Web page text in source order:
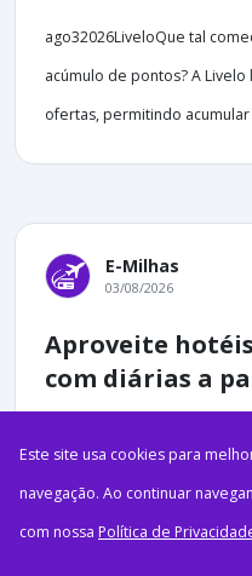
ago32026LiveloQue tal
acúmulo de pontos? A
ofertas, permitindo
E-Milhas
03/08/2026
Aproveite
com diárias a
Este site usa cookies para
navegação. Ao continuar
com nossa Política de